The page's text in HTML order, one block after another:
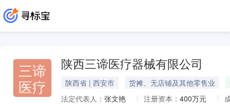
三谛
医疗
陕西三谛医疗器械有限公司
陕西省 | 西安市 货摊、无店铺及其他零售业
法定代表人： 张文艳 注册资本： 400万元